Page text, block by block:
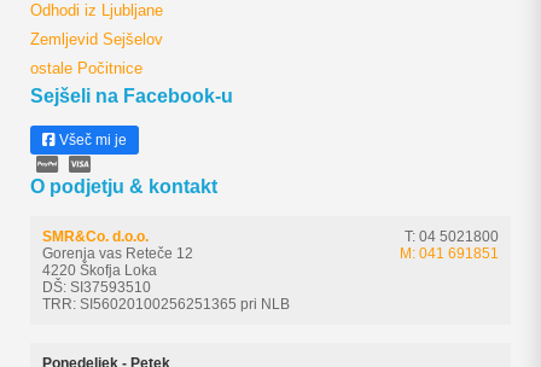
Odhodi iz Ljubljane
Zemljevid Sejšelov
ostale Počitnice
Sejšeli na Facebook-u
Všeč mi je
O podjetju & kontakt
SMR&Co. d.o.o.
Gorenja vas Reteče 12
4220 Škofja Loka
DŠ: SI37593510
TRR: SI56020100256251365 pri NLB
T: 04 5021800
M: 041 691851
Ponedeljek - Petek